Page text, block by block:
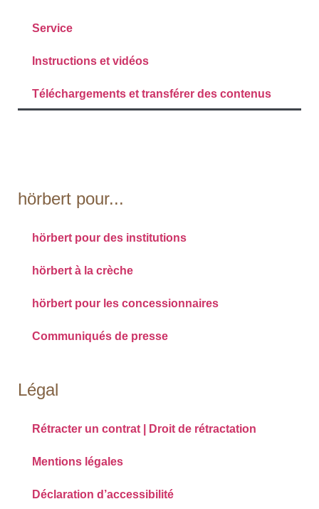
Service
Instructions et vidéos
Téléchargements et transférer des contenus
hörbert pour...
hörbert pour des institutions
hörbert à la crèche
hörbert pour les concessionnaires
Communiqués de presse
Légal
Rétracter un contrat | Droit de rétractation
Mentions légales
Déclaration d’accessibilité